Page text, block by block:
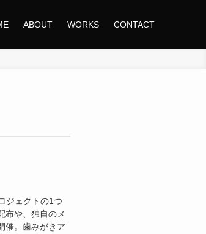
ABOUT WORKS CONTACT
ジェクトの1つ
布や、独自のメ
催。歯みがきア